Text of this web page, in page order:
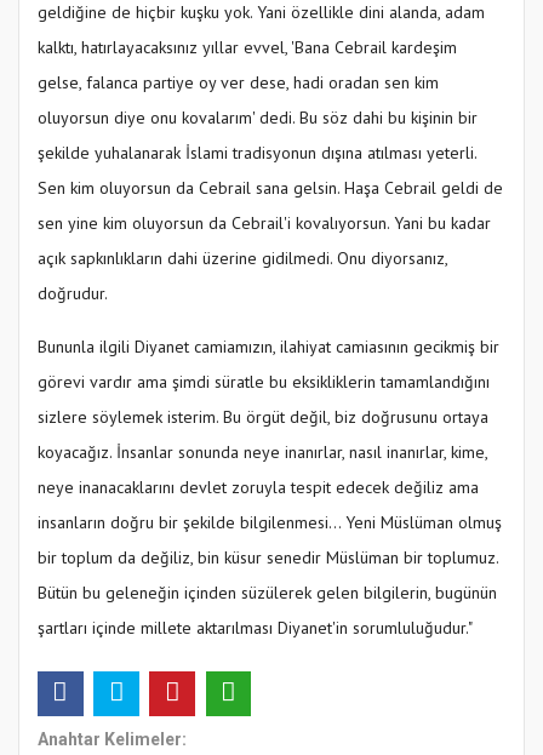
geldiğine de hiçbir kuşku yok. Yani özellikle dini alanda, adam
kalktı, hatırlayacaksınız yıllar evvel, 'Bana Cebrail kardeşim
gelse, falanca partiye oy ver dese, hadi oradan sen kim
oluyorsun diye onu kovalarım' dedi. Bu söz dahi bu kişinin bir
şekilde yuhalanarak İslami tradisyonun dışına atılması yeterli.
Sen kim oluyorsun da Cebrail sana gelsin. Haşa Cebrail geldi de
sen yine kim oluyorsun da Cebrail'i kovalıyorsun. Yani bu kadar
açık sapkınlıkların dahi üzerine gidilmedi. Onu diyorsanız,
doğrudur.
Bununla ilgili Diyanet camiamızın, ilahiyat camiasının gecikmiş bir
görevi vardır ama şimdi süratle bu eksikliklerin tamamlandığını
sizlere söylemek isterim. Bu örgüt değil, biz doğrusunu ortaya
koyacağız. İnsanlar sonunda neye inanırlar, nasıl inanırlar, kime,
neye inanacaklarını devlet zoruyla tespit edecek değiliz ama
insanların doğru bir şekilde bilgilenmesi... Yeni Müslüman olmuş
bir toplum da değiliz, bin küsur senedir Müslüman bir toplumuz.
Bütün bu geleneğin içinden süzülerek gelen bilgilerin, bugünün
şartları içinde millete aktarılması Diyanet'in sorumluluğudur."
Anahtar Kelimeler: